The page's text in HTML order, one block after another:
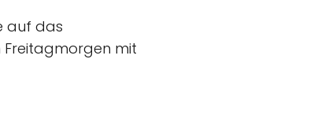
auf das
Freitagmorgen mit